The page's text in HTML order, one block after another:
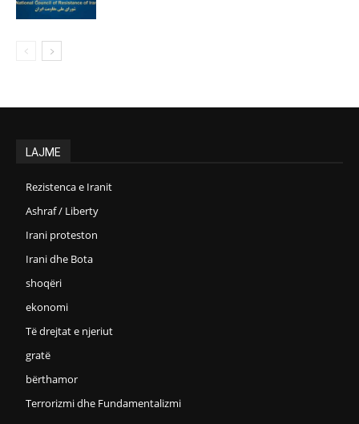
LAJME
Rezistenca e Iranit
Ashraf / Liberty
Irani proteston
Irani dhe Bota
shoqëri
ekonomi
Të drejtat e njeriut
gratë
bërthamor
Terrorizmi dhe Fundamentalizmi